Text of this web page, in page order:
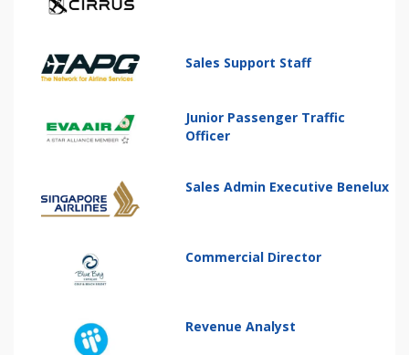
Sales Support Staff
Junior Passenger Traffic
Officer
Sales Admin Executive Benelux
Commercial Director
Revenue Analyst